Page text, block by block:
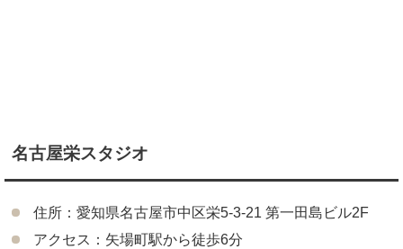
名古屋栄スタジオ
住所：愛知県名古屋市中区栄5-3-21 第一田島ビル2F
アクセス：矢場町駅から徒歩6分